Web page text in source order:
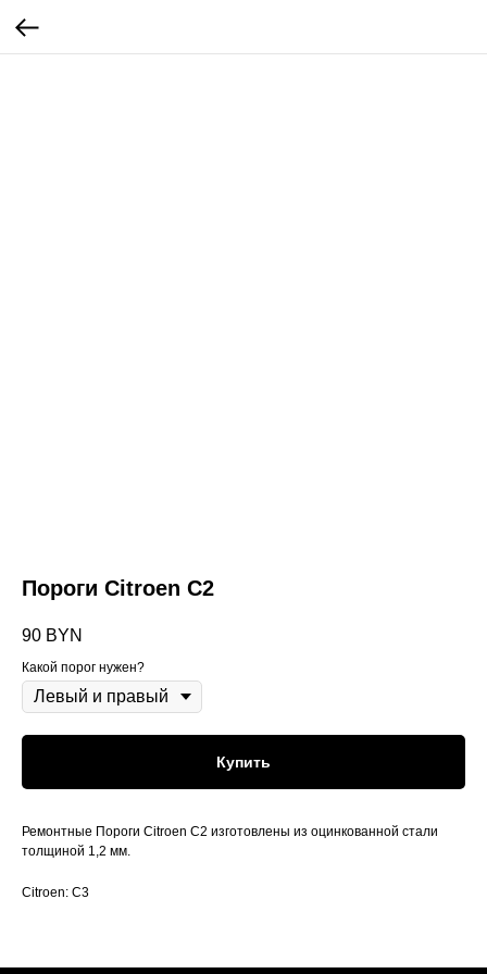
Пороги Citroen C2
90 BYN
Какой порог нужен?
Купить
Ремонтные Пороги Citroen C2 изготовлены из оцинкованной стали
толщиной 1,2 мм.
Citroen: C3